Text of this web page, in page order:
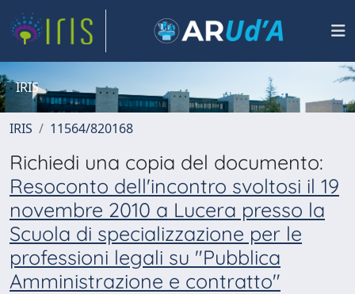
IRIS
IRIS 11564/820168
Richiedi una copia del documento:
Resoconto dell'incontro svoltosi il 19
novembre 2010 a Lucera presso la
Scuola di specializzazione per le
professioni legali su "Pubblica
Amministrazione e contratto"